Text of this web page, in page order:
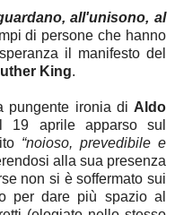
all'unisono, al
di persone che hanno
il manifesto del
King.
pungente ironia di Aldo
aprile apparso sul
“noioso, prevedibile e
alla sua presenza
non si è soffermato sui
per dare più spazio al